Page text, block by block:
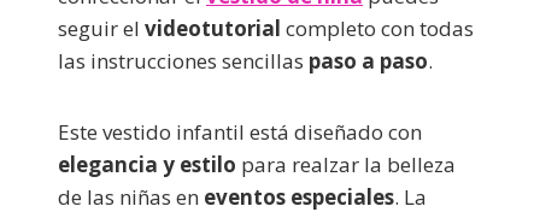
seguir el videotutorial completo con todas
las instrucciones sencillas paso a paso.
Este vestido infantil está diseñado con
elegancia y estilo para realzar la belleza
de las niñas en eventos especiales. La